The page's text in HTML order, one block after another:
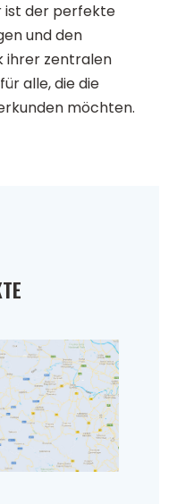
ist der perfekte
und den
ihrer zentralen
alle, die die
möchten.